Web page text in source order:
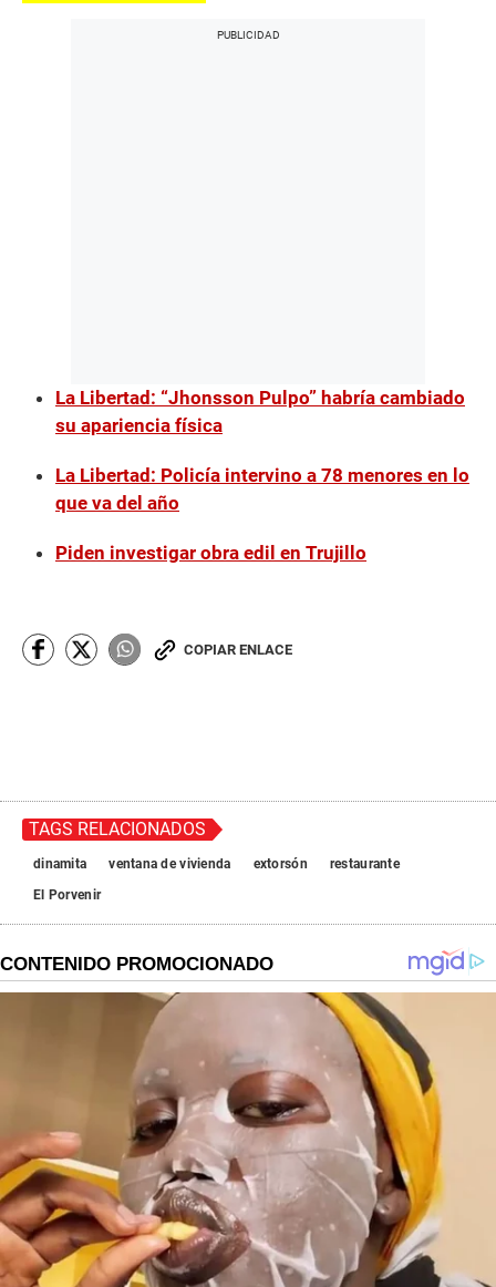
La Libertad: “Jhonsson Pulpo” habría cambiado
su apariencia física
La Libertad: Policía intervino a 78 menores en lo
que va del año
Piden investigar obra edil en Trujillo
COPIAR ENLACE
TAGS RELACIONADOS
dinamita ventana de vivienda extorsón
restaurante
El Porvenir